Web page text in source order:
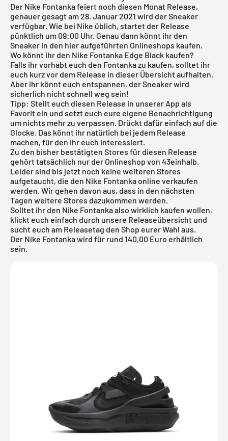
Der Nike Fontanka feiert noch diesen Monat Release,
genauer gesagt am 28. Januar 2021 wird der Sneaker
verfügbar. Wie bei Nike üblich, startet der Release
pünktlich um 09:00 Uhr. Genau dann könnt ihr den
Sneaker in den hier aufgeführten Onlineshops kaufen.
Wo könnt ihr den Nike Fontanka Edge Black kaufen?
Falls ihr vorhabt euch den Fontanka zu kaufen, solltet ihr
euch kurz vor dem Release in dieser Übersicht aufhalten.
Aber ihr könnt euch entspannen, der Sneaker wird
sicherlich nicht schnell weg sein!
Tipp: Stellt euch diesen Release in unserer App als
Favorit ein und setzt euch eure eigene Benachrichtigung
um nichts mehr zu verpassen. Drückt dafür einfach auf die
Glocke. Das könnt ihr natürlich bei jedem Release
machen, für den ihr euch interessiert.
Zu den bisher bestätigten Stores für diesen Release
gehört tatsächlich nur der Onlineshop von 43einhalb.
Leider sind bis jetzt noch keine weiteren Stores
aufgetaucht, die den Nike Fontanka online verkaufen
werden. Wir gehen davon aus, dass in den nächsten
Tagen weitere Stores dazukommen werden.
Solltet ihr den Nike Fontanka also wirklich kaufen wollen,
klickt euch einfach durch unsere Releaseübersicht und
sucht euch am Releasetag den Shop eurer Wahl aus.
Der Nike Fontanka wird für rund 140,00 Euro erhältlich
sein.